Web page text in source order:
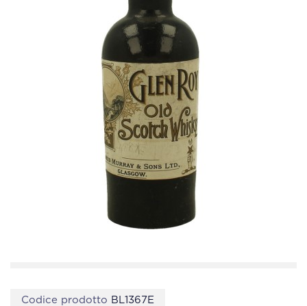
Codice prodotto BL1367E